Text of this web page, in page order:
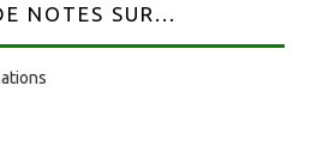
NOTES SUR...